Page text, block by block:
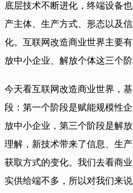
底层技术不断进化，终端设备
产主体、生产方式、形态以及
化。互联网改造商业世界主要
放中小企业、解放个体这三个阶
今天看互联网改造商业世界，
段：第一个阶段是赋能规模性
放中小企业，第三个阶段是解
理解，新技术带来了信息、生
获取方式的变化。我们去看商
实供给端不多，所以对我们来